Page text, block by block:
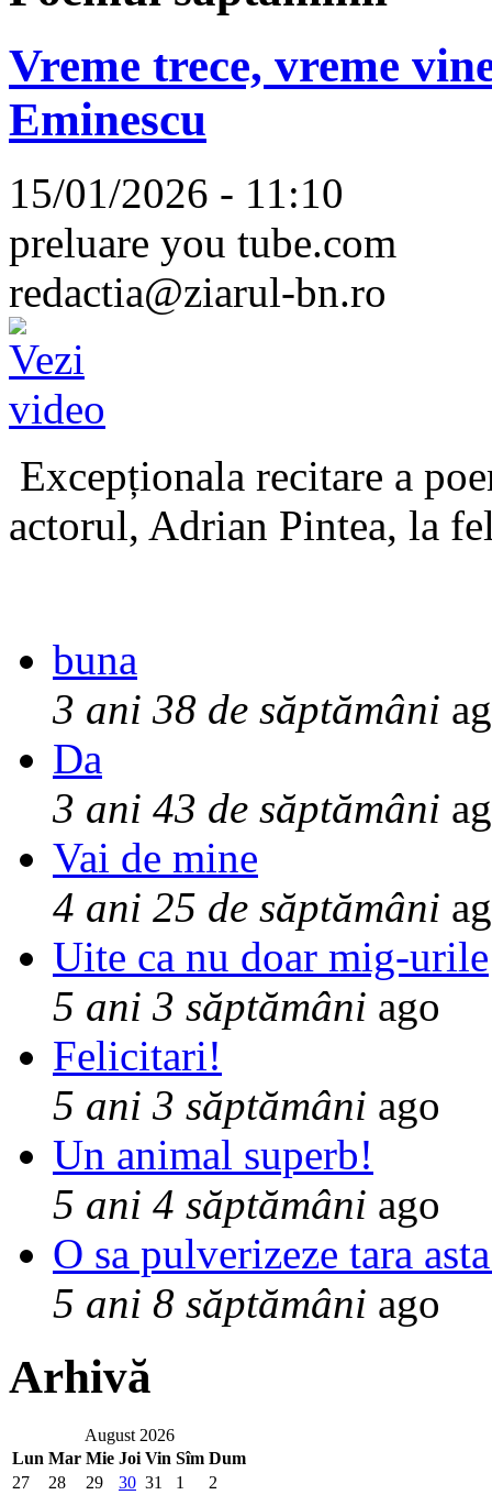
Vreme trece, vreme
Eminescu
15/01/2026 - 11:10
preluare you tube.com
redactia@ziarul-bn.ro
Excepționala recitare a
actorul, Adrian Pintea, la
buna
3 ani 38 de săptămâni
Da
3 ani 43 de săptămâni
Vai de mine
4 ani 25 de săptămâni
Uite ca nu doar mig-urile
5 ani 3 săptămâni ago
Felicitari!
5 ani 3 săptămâni ago
Un animal superb!
5 ani 4 săptămâni ago
O sa pulverizeze tara
5 ani 8 săptămâni ago
Arhivă
August 2026
Lun Mar Mie Joi Vin Sîm Dum
27
28 29 30 31 1
2